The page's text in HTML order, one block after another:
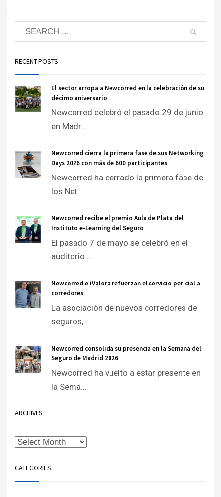
RECENT POSTS
El sector arropa a Newcorred en la celebración de su
décimo aniversario
Newcorred celebró el pasado 29 de junio
en Madr...
Newcorred cierra la primera fase de sus Networking
Days 2026 con más de 600 participantes
Newcorred ha cerrado la primera fase de
los Net...
Newcorred recibe el premio Aula de Plata del
Instituto e-Learning del Seguro
El pasado 7 de mayo se celebró en el
auditorio ...
Newcorred e iValora refuerzan el servicio pericial a
corredores
La asociación de nuevos corredores de
seguros, ...
Newcorred consolida su presencia en la Semana del
Seguro de Madrid 2026
Newcorred ha vuelto a estar presente en
la Sema...
ARCHIVES
CATEGORIES